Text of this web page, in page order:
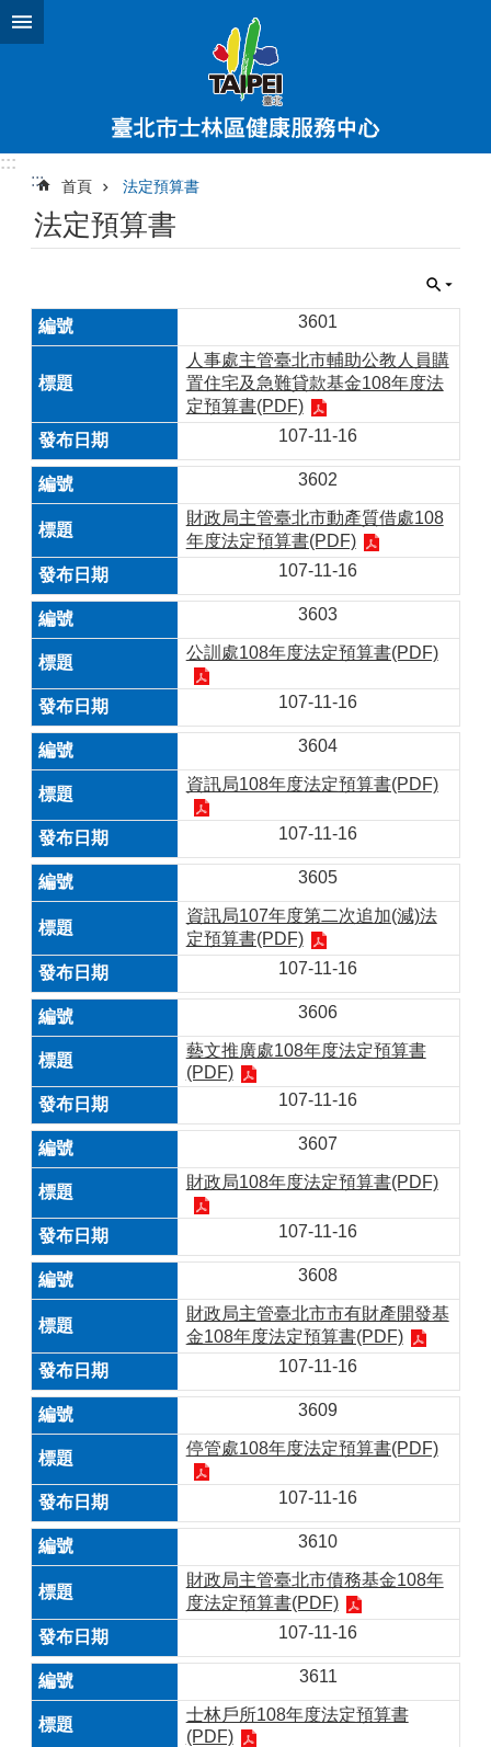
跳到主要內容區塊
:::
:::
首頁 法定預算書
法定預算書
3601
人事處主管臺北市輔助公教人員購
置住宅及急難貸款基金108年度法
定預算書(PDF)
107-11-16
3602
財政局主管臺北市動產質借處108
年度法定預算書(PDF)
107-11-16
3603
公訓處108年度法定預算書(PDF)
107-11-16
3604
資訊局108年度法定預算書(PDF)
107-11-16
3605
資訊局107年度第二次追加(減)法
定預算書(PDF)
107-11-16
3606
藝文推廣處108年度法定預算書
(PDF)
107-11-16
3607
財政局108年度法定預算書(PDF)
107-11-16
3608
財政局主管臺北市市有財產開發基
金108年度法定預算書(PDF)
107-11-16
3609
停管處108年度法定預算書(PDF)
107-11-16
3610
財政局主管臺北市債務基金108年
度法定預算書(PDF)
107-11-16
3611
士林戶所108年度法定預算書
(PDF)